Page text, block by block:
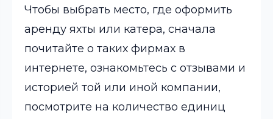
Чтобы выбрать место, где оформить
аренду яхты или катера, сначала
почитайте о таких фирмах в
интернете, ознакомьтесь с отзывами и
историей той или иной компании,
посмотрите на количество единиц